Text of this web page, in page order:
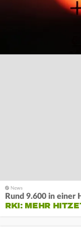
Rund 9.600 in einer
RKI: MEHR